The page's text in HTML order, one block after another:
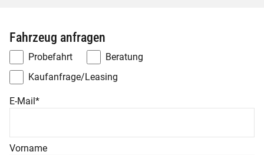
Fahrzeug anfragen
Probefahrt
Beratung
Kaufanfrage/Leasing
E-Mail *
Vorname